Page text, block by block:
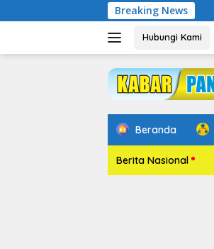
ke
Breaking News
Hubungi Kami
Beranda
Berita Nasional